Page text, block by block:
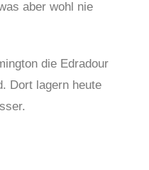
aber wohl nie
die Edradour
Dort lagern heute